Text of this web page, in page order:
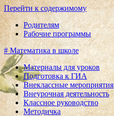
Перейти к содержимому
Родителям
Рабочие программы
# Математика в школе
Материалы для уроков
Подготовка к ГИА
Внеклассные мероприятия
Внеурочная деятельность
Классное руководство
Методичка